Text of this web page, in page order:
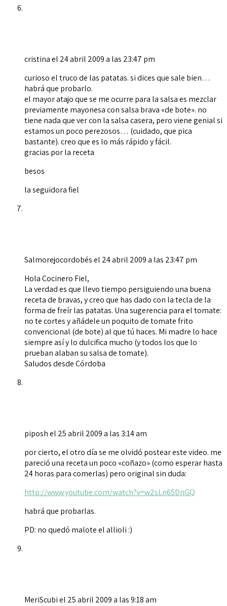
cristinael 24 abril 2009 a las 23:47 pm
curioso el truco de las patatas. si dices que sale bien…
habrá que probarlo.
el mayor atajo que se me ocurre para la salsa es mezclar
previamente mayonesa con salsa brava «de bote». no
tiene nada que ver con la salsa casera, pero viene genial si
estamos un poco perezosos… (cuidado, que pica
bastante). creo que es lo más rápido y fácil.
gracias por la receta
besos
la seguidora fiel
Salmorejocordobésel 24 abril 2009 a las 23:47 pm
Hola Cocinero Fiel,
La verdad es que llevo tiempo persiguiendo una buena
receta de bravas, y creo que has dado con la tecla de la
forma de freír las patatas. Una sugerencia para el tomate:
no te cortes y añádele un poquito de tomate frito
convencional (de bote) al que tú haces. Mi madre lo hace
siempre así y lo dulcifica mucho (y todos los que lo
prueban alaban su salsa de tomate).
Saludos desde Córdoba
piposhel 25 abril 2009 a las 3:14 am
por cierto, el otro día se me olvidó postear este video. me
pareció una receta un poco «coñazo» (como esperar hasta
24 horas para comerlas) pero original sin duda:
http://www.youtube.com/watch?v=w2sLn65DnGQ
habrá que probarlas.
PD: no quedó malote el allioli :)
MeriScubiel 25 abril 2009 a las 9:18 am